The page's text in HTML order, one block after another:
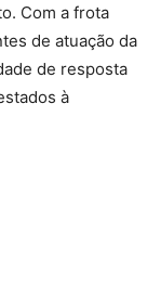
Com a frota
de atuação da
de resposta
à